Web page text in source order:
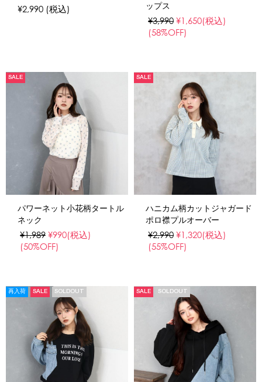
¥2,990 (税込)
ップス
¥3,990 ¥1,650(税込)
(58%OFF)
SALE
パワーネット小花柄タートル
ネック
¥1,989 ¥990(税込)
(50%OFF)
SALE
ハニカム柄カットジャガード
ポロ襟プルオーバー
¥2,990 ¥1,320(税込)
(55%OFF)
再入荷 SALE SOLDOUT SALE SOLDOUT